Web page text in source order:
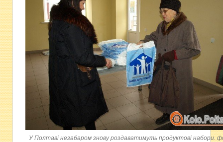
У Полтаві незабаром знову роздаватимуть продуктові набори.